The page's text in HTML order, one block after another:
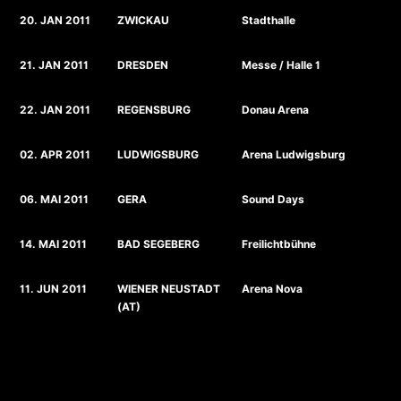
20. JAN 2011 ZWICKAU Stadthalle
21. JAN 2011 DRESDEN Messe / Halle 1
22. JAN 2011 REGENSBURG Donau Arena
02. APR 2011 LUDWIGSBURG Arena Ludwigsburg
06. MAI 2011 GERA Sound Days
14. MAI 2011 BAD SEGEBERG Freilichtbühne
11. JUN 2011
WIENER NEUSTADT
(AT)
Arena Nova